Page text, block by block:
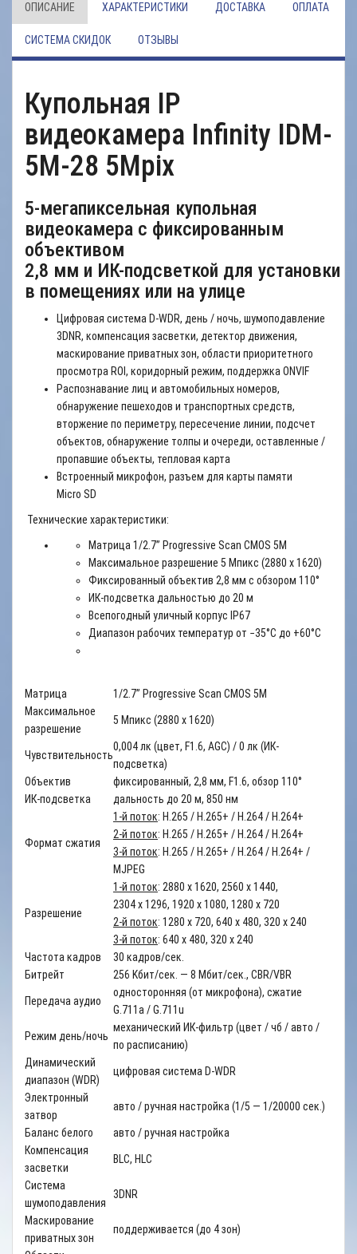
ОПИСАНИЕ ХАРАКТЕРИСТИКИ ДОСТАВКА ОПЛАТА
СИСТЕМА СКИДОК ОТЗЫВЫ
Купольная IP
видеокамера Infinity IDM-
5M-28 5Mpix
5-мегапиксельная купольная
видеокамера с фиксированным
объективом
2,8 мм и ИК-подсветкой для установки
в помещениях или на улице
Цифровая система D-WDR, день / ночь, шумоподавление
3DNR, компенсация засветки, детектор движения,
маскирование приватных зон, области приоритетного
просмотра ROI, коридорный режим, поддержка ONVIF
Распознавание лиц и автомобильных номеров,
обнаружение пешеходов и транспортных средств,
вторжение по периметру, пересечение линии, подсчет
объектов, обнаружение толпы и очереди, оставленные /
пропавшие объекты, тепловая карта
Встроенный микрофон, разъем для карты памяти
Micro SD
Технические характеристики:
Матрица 1/2.7’’ Progressive Scan CMOS 5M
Максимальное разрешение 5 Мпикс (2880 x 1620)
Фиксированный объектив 2,8 мм с обзором 110°
ИК-подсветка дальностью до 20 м
Всепогодный уличный корпус IP67
Диапазон рабочих температур от −35°С до +60°С
Матрица
1/2.7’’ Progressive Scan CMOS 5M
Максимальное
разрешение
5 Мпикс (2880 x 1620)
Чувствительность
0,004 лк (цвет, F1.6, AGC) / 0 лк (ИК-
подсветка)
Объектив
фиксированный, 2,8 мм, F1.6, обзор 110°
ИК-подсветка
дальность до 20 м, 850 нм
Формат сжатия
1-й поток: H.265 / H.265+ / H.264 / H.264+
2-й поток: H.265 / H.265+ / H.264 / H.264+
3-й поток: H.265 / H.265+ / H.264 / H.264+ /
MJPEG
Разрешение
1-й поток: 2880 x 1620, 2560 x 1440,
2304 x 1296, 1920 x 1080, 1280 x 720
2-й поток: 1280 x 720, 640 x 480, 320 x 240
3-й поток: 640 x 480, 320 x 240
Частота кадров
30 кадров/сек.
Битрейт
256 Kбит/сек. — 8 Мбит/сек., CBR/VBR
Передача аудио
односторонняя (от микрофона), cжатие
G.711a / G.711u
Режим день/ночь
механический ИК-фильтр (цвет / чб / авто /
по расписанию)
Динамический
диапазон (WDR)
цифровая система D-WDR
Электронный
затвор
авто / ручная настройка (1/5 — 1/20000 сек.)
Баланс белого
авто / ручная настройка
Компенсация
засветки
BLC, HLC
Система
шумоподавления
3DNR
Маскирование
приватных зон
поддерживается (до 4 зон)